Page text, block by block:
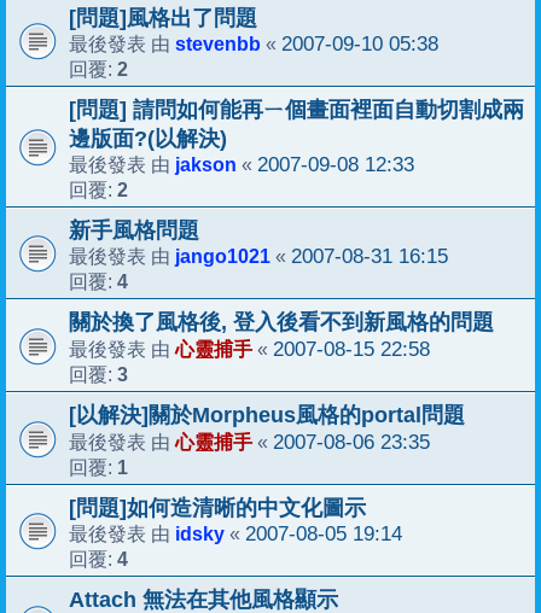
[問題]風格出了問題
最後發表 由 stevenbb « 2007-09-10 05:38
回覆: 2
[問題] 請問如何能再ㄧ個畫面裡面自動切割成兩
邊版面?(以解決)
最後發表 由 jakson « 2007-09-08 12:33
回覆: 2
新手風格問題
最後發表 由 jango1021 « 2007-08-31 16:15
回覆: 4
關於換了風格後, 登入後看不到新風格的問題
最後發表 由心靈捕手 « 2007-08-15 22:58
回覆: 3
[以解決]關於Morpheus風格的portal問題
最後發表 由心靈捕手 « 2007-08-06 23:35
回覆: 1
[問題]如何造清晰的中文化圖示
最後發表 由 idsky « 2007-08-05 19:14
回覆: 4
Attach 無法在其他風格顯示